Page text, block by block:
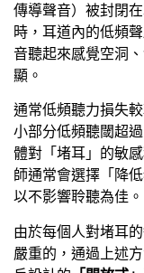
傳導聲音）被封閉
時，耳道內的低頻
音聽起來感覺空洞
顯。
通常低頻聽力損失
小部分低頻聽閾超
體對「堵耳」的敏
師通常會選擇「降
以不影響聆聽為佳。
由於每個人對堵耳
嚴重的，通過上述